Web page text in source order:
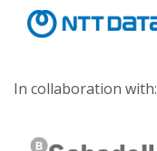
In collaboration with: